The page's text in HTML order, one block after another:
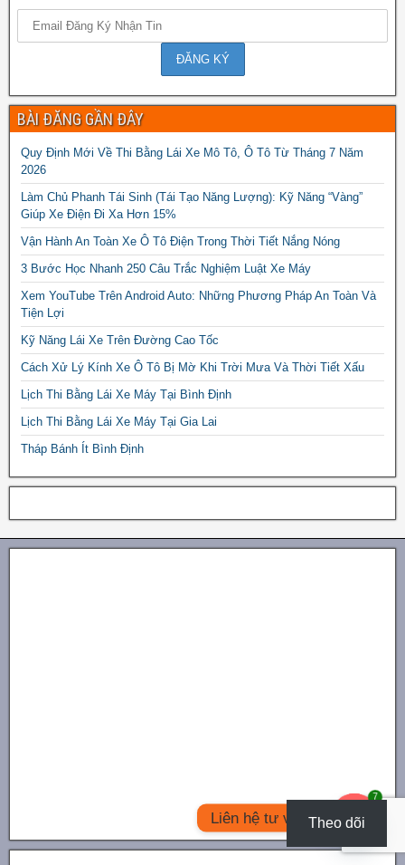
BÀI ĐĂNG GẦN ĐÂY
Quy Định Mới Về Thi Bằng Lái Xe Mô Tô, Ô Tô Từ Tháng 7 Năm
2026
Làm Chủ Phanh Tái Sinh (Tái Tạo Năng Lượng): Kỹ Năng “Vàng”
Giúp Xe Điện Đi Xa Hơn 15%
Vận Hành An Toàn Xe Ô Tô Điện Trong Thời Tiết Nắng Nóng
3 Bước Học Nhanh 250 Câu Trắc Nghiệm Luật Xe Máy
Xem YouTube Trên Android Auto: Những Phương Pháp An Toàn Và
Tiện Lợi
Kỹ Năng Lái Xe Trên Đường Cao Tốc
Cách Xử Lý Kính Xe Ô Tô Bị Mờ Khi Trời Mưa Và Thời Tiết Xấu
Lịch Thi Bằng Lái Xe Máy Tại Bình Định
Lịch Thi Bằng Lái Xe Máy Tại Gia Lai
Tháp Bánh Ít Bình Định
Theo dõi
Liên hệ tư vấn
Open
7